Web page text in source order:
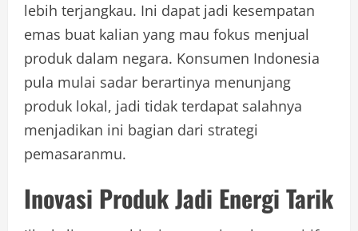
lebih terjangkau. Ini dapat jadi kesempatan
emas buat kalian yang mau fokus menjual
produk dalam negara. Konsumen Indonesia
pula mulai sadar berartinya menunjang
produk lokal, jadi tidak terdapat salahnya
menjadikan ini bagian dari strategi
pemasaranmu.
Inovasi Produk Jadi Energi Tarik